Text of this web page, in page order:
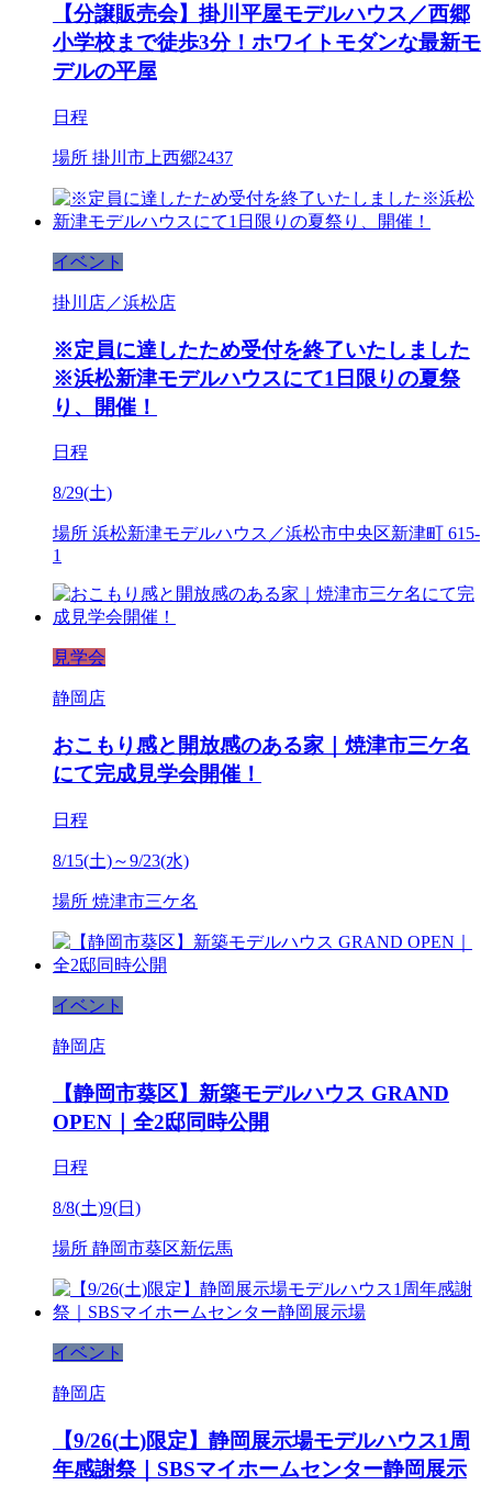
【分譲販売会】掛川平屋モデルハウス／西郷
小学校まで徒歩3分！ホワイトモダンな最新モ
デルの平屋
日程
場所 掛川市上西郷2437
イベント
掛川店／浜松店
※定員に達したため受付を終了いたしました
※浜松新津モデルハウスにて1日限りの夏祭
り、開催！
日程
8/29(土)
場所 浜松新津モデルハウス／浜松市中央区新津町 615-
1
見学会
静岡店
おこもり感と開放感のある家｜焼津市三ケ名
にて完成見学会開催！
日程
8/15(土)～9/23(水)
場所 焼津市三ケ名
イベント
静岡店
【静岡市葵区】新築モデルハウス GRAND
OPEN｜全2邸同時公開
日程
8/8(土)9(日)
場所 静岡市葵区新伝馬
イベント
静岡店
【9/26(土)限定】静岡展示場モデルハウス1周
年感謝祭｜SBSマイホームセンター静岡展示